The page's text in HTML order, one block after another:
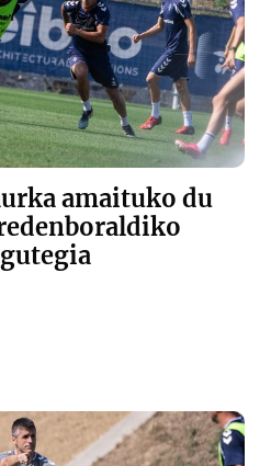
amaituko du